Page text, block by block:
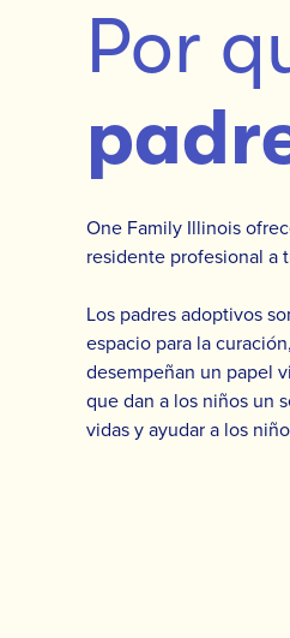
Por
One Family Illinois
residente profesional a
Los padres adoptivos
espacio para la
desempeñan un papel
que dan a los niños un
vidas y ayudar a los